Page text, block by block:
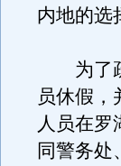
内地的选
为了疏
员休假
人员在罗
同警务处